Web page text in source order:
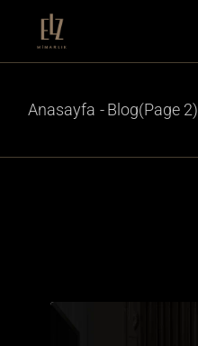
Anasayfa Blog(Page 2)